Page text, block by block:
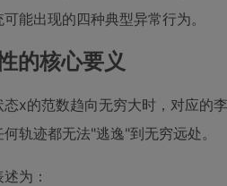
能出现的四种典型异常行为。
的核心要义
x的范数趋向无穷大时，对应的
轨迹都无法"逃逸"到无穷远处。
为：